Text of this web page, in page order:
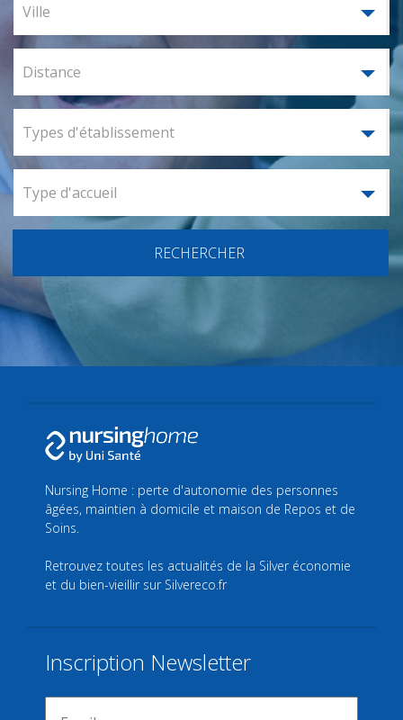
Ville
Distance
Types d'établissement
Type d'accueil
RECHERCHER
Nursing Home : perte d'autonomie des personnes
âgées, maintien à domicile et maison de Repos et de
Soins.
Retrouvez toutes les actualités de la Silver économie
et du bien-vieillir sur Silvereco.fr
Inscription Newsletter